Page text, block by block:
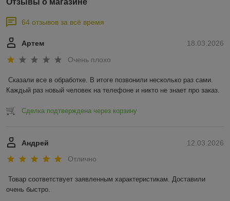
Отзывы о магазине
64 отзывов за всё время
18.03.2026
Артем
Очень плохо
Сказали все в обработке. В итоге позвонили несколько раз сами.
Каждый раз новый человек на телефоне и никто не знает про заказ.
Сделка подтверждена через корзину
12.03.2026
Андрей
Отлично
Товар соответствует заявленным характеристикам. Доставили
очень быстро.